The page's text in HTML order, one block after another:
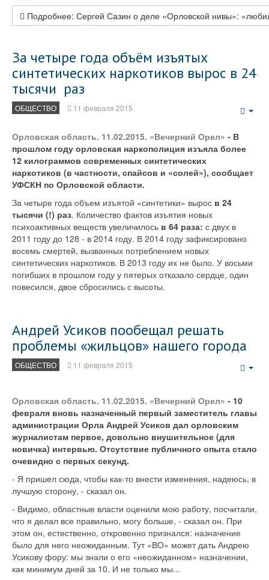
Подробнее: Сергей Сазин о деле «Орловской нивы»:
За четыре года объём изъятых
синтетических наркотиков вырос в 24
тысячи раз
ОБЩЕСТВО 11 февраля 2015
Орловская область. 11.02.2015. «Вечерний Орел» - В
прошлом году орловская наркополиция изъяла более
12 килограммов современных синтетических
наркотиков (в частности, спайсов и «солей»), сообщает
УФСКН по Орловской области.
За четыре года объем изъятой «синтетики» вырос в 24
тысячи (!) раз. Количество фактов изъятия новых
психоактивных веществ увеличилось в 64 раза: с двух в
2011 году до 128 - в 2014 году. В 2014 году зафиксировано
восемь смертей, вызванных потреблением новых
синтетических наркотиков. В 2013 году их не было. У восьми
погибших в прошлом году у пятерых отказало сердце, один
повесился, двое сбросились с высоты.
Андрей Усиков пообещал решать
проблемы «жильцов» нашего города
ОБЩЕСТВО 11 февраля 2015
Орловская область. 11.02.2015. «Вечерний Орел» - 10
февраля вновь назначенный первый заместитель главы
администрации Орла Андрей Усиков дал орловским
журналистам первое, довольно внушительное (для
новичка) интервью. Отсутствие публичного опыта стало
очевидно с первых секунд.
- Я пришел сюда, чтобы как-то внести изменения, надеюсь, в
лучшую сторону, - сказал он.
- Видимо, областные власти оценили мою работу, посчитали,
что я делал все правильно, могу больше, - сказал он. При
этом он, естественно, откровенно признался: назначение
было для него неожиданным. Тут «ВО» может дать Андрею
Усикову фору: мы знали о его «неожиданном» назначении,
как минимум дней за 10. И не только мы...